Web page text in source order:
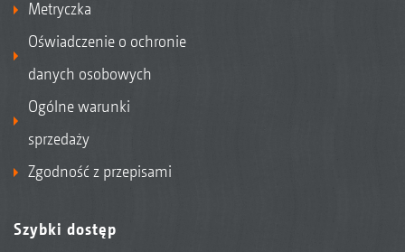
Metryczka
Oświadczenie o ochronie
danych osobowych
Ogólne warunki
sprzedaży
Zgodność z przepisami
Szybki dostęp